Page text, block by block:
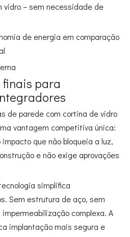
– sem necessidade de
de energia em comparação
finais para
de parede com cortina de vidro
vantagem competitiva única:
que não bloqueia a luz,
e não exige aprovações
simplifica
Sem estrutura de aço, sem
complexa. A
implantação mais segura e